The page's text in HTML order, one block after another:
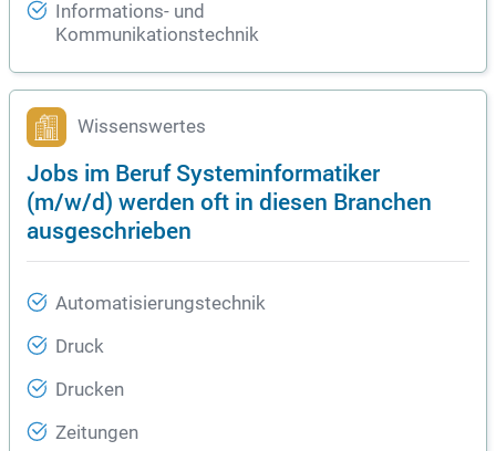
Informations- und
Kommunikationstechnik
Wissenswertes
Jobs im Beruf Systeminformatiker
(m/w/d) werden oft in diesen Branchen
ausgeschrieben
Automatisierungstechnik
Druck
Drucken
Zeitungen